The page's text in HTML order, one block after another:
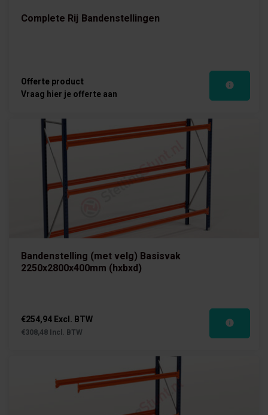
Complete Rij Bandenstellingen
Offerte product
Vraag hier je offerte aan
Bandenstelling (met velg) Basisvak
2250x2800x400mm (hxbxd)
€254,94 Excl. BTW
€308,48 Incl. BTW